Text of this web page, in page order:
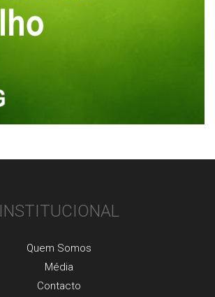
INSTITUCIONAL
Quem Somos
Média
Contacto